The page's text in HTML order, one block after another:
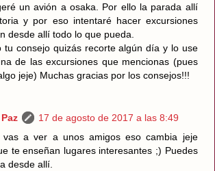
un avión a osaka. Por ello la parada allí
y por eso intentaré hacer excursiones
desde allí todo lo que pueda.
tu consejo quizás recorte algún día y lo use
de las excursiones que mencionas (pues
jeje) Muchas gracias por los consejos!!!
17 de agosto de 2017 a las 8:49
vas a ver a unos amigos eso cambia jeje
te enseñan lugares interesantes ;) Puedes
desde allí.